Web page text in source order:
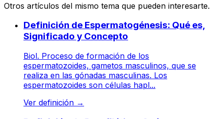
Otros artículos del mismo tema que pueden interesarte.
Definición de Espermatogénesis: Qué es,
Significado y Concepto
Biol. Proceso de formación de los
espermatozoides, gametos masculinos, que se
realiza en las gónadas masculinas. Los
espermatozoides son células hapl...
Ver definición →